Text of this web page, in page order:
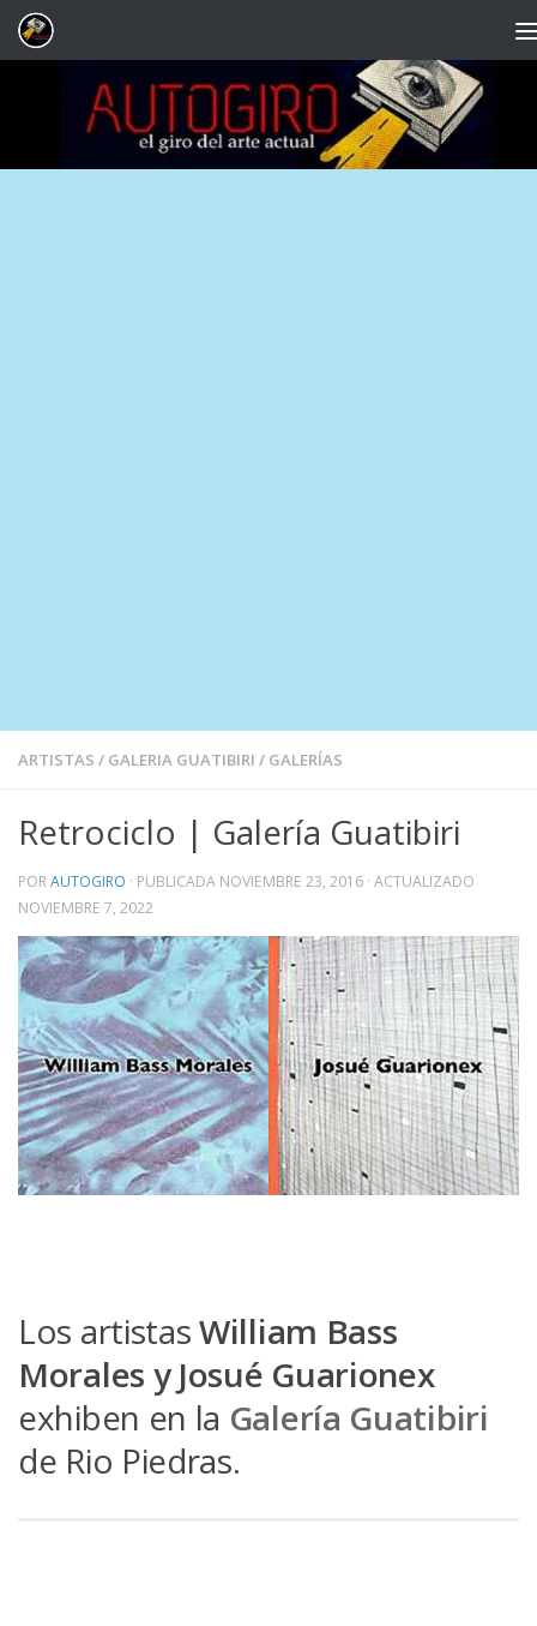
Saltar al contenido
ARTISTAS / GALERIA GUATIBIRI / GALERÍAS
Retrociclo | Galería Guatibiri
PORAUTOGIRO · PUBLICADA NOVIEMBRE 23, 2016 · ACTUALIZADO
NOVIEMBRE 7, 2022
Los artistasWilliam Bass
Morales y Josué Guarionex
exhiben en la Galería Guatibiri
de Rio Piedras.